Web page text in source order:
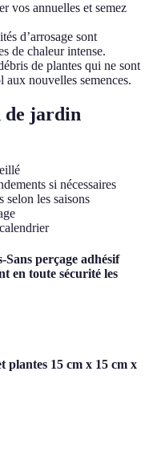
vos annuelles et semez
d’arrosage sont
de chaleur intense.
de plantes qui ne sont
aux nouvelles semences.
de jardin
si nécessaires
selon les saisons
Sans perçage adhésif
en toute sécurité les
plantes 15 cm x 15 cm x